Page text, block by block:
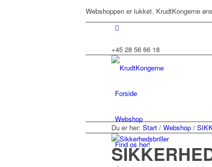
Webshoppen er lukket. KrudtKongerne
+45 28 56 66 18
Forside
Webshop
Find os her!
Du er her: Start / Webshop /